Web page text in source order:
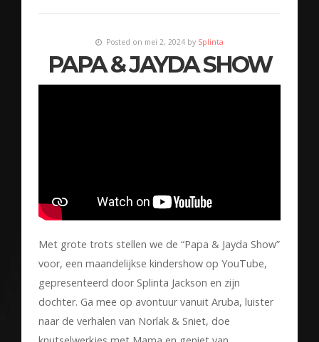
Posted on mei 2, 2024 by Splinta
PAPA & JAYDA SHOW
Met grote trots stellen we de “Papa & Jayda Show”
voor, een maandelijkse kindershow op YouTube,
gepresenteerd door Splinta Jackson en zijn
dochter. Ga mee op avontuur vanuit Aruba, luister
naar de verhalen van Norlak & Sniet, doe